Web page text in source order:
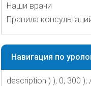
Наши врачи
Правила
Навигация по
description ) ), 0, 300